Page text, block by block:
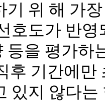
기 위 해 가
호도가 반
등을 평가하
후 기간에만
있지 않다